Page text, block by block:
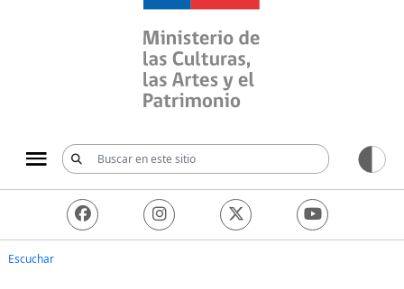
Ministerio de las
Escuchar